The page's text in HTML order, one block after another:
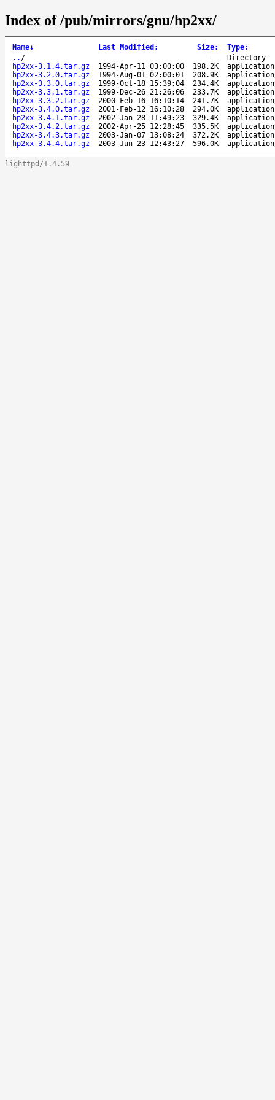
Index of /pub/mirrors/gnu/hp2xx/
Name↓ Last Modified : Size: Type:
.. / -
Directory
hp2xx-3.1.4.tar.gz
1994-Apr-11 03:00:00 198.2K
hp2xx-3.2.0.tar.gz
1994-Aug-01 02:00:01 208.9K
hp2xx-3.3.0.tar.gz
1999-Oct-18 15:39:04 234.4K
hp2xx-3.3.1.tar.gz
1999-Dec-26 21:26:06 233.7K
hp2xx-3.3.2.tar.gz
2000-Feb-16 16:10:14 241.7K
hp2xx-3.4.0.tar.gz
2001-Feb-12 16:10:28 294.0K
hp2xx-3.4.1.tar.gz
2002-Jan-28 11:49:23 329.4K
hp2xx-3.4.2.tar.gz
2002-Apr-25 12:28:45 335.5K
hp2xx-3.4.3.tar.gz
2003-Jan-07 13:08:24 372.2K
hp2xx-3.4.4.tar.gz
2003-Jun-23 12:43:27 596.0K
lighttpd/1.4.59